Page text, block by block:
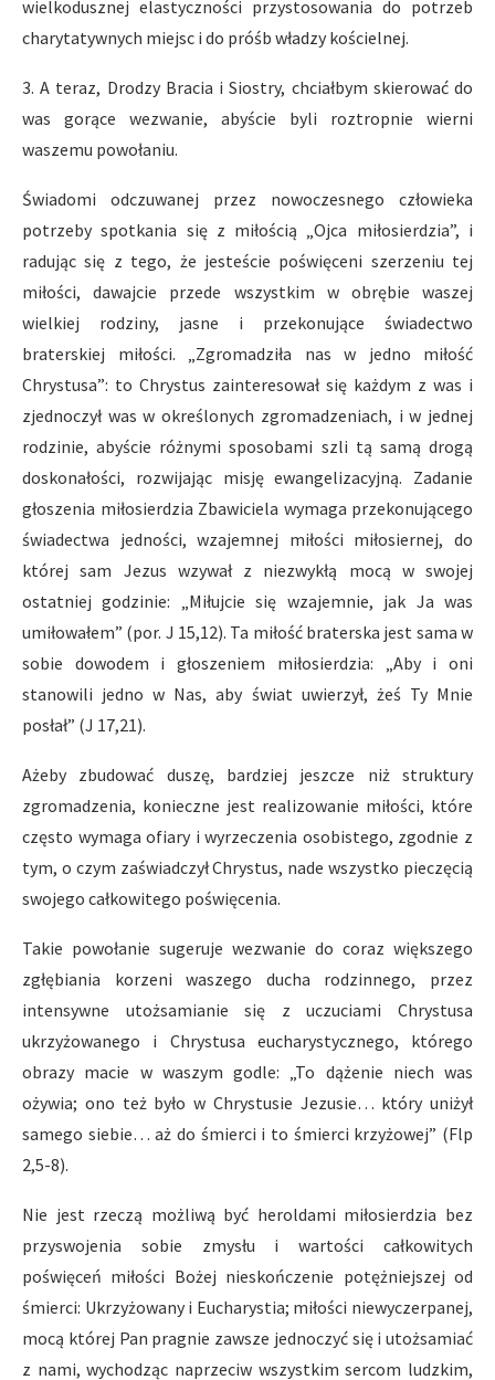
wielkodusznej elastyczności przystosowania do potrzeb
charytatywnych miejsc i do próśb władzy kościelnej.
3. A teraz, Drodzy Bracia i Siostry, chciałbym skierować do
was gorące wezwanie, abyście byli roztropnie wierni
waszemu powołaniu.
Świadomi odczuwanej przez nowoczesnego człowieka
potrzeby spotkania się z miłością „Ojca miłosierdzia”, i
radując się z tego, że jesteście poświęceni szerzeniu tej
miłości, dawajcie przede wszystkim w obrębie waszej
wielkiej rodziny, jasne i przekonujące świadectwo
braterskiej miłości. „Zgromadziła nas w jedno miłość
Chrystusa”: to Chrystus zainteresował się każdym z was i
zjednoczył was w określonych zgromadzeniach, i w jednej
rodzinie, abyście różnymi sposobami szli tą samą drogą
doskonałości, rozwijając misję ewangelizacyjną. Zadanie
głoszenia miłosierdzia Zbawiciela wymaga przekonującego
świadectwa jedności, wzajemnej miłości miłosiernej, do
której sam Jezus wzywał z niezwykłą mocą w swojej
ostatniej godzinie: „Miłujcie się wzajemnie, jak Ja was
umiłowałem” (por. J 15,12). Ta miłość braterska jest sama w
sobie dowodem i głoszeniem miłosierdzia: „Aby i oni
stanowili jedno w Nas, aby świat uwierzył, żeś Ty Mnie
posłał” (J 17,21).
Ażeby zbudować duszę, bardziej jeszcze niż struktury
zgromadzenia, konieczne jest realizowanie miłości, które
często wymaga ofiary i wyrzeczenia osobistego, zgodnie z
tym, o czym zaświadczył Chrystus, nade wszystko pieczęcią
swojego całkowitego poświęcenia.
Takie powołanie sugeruje wezwanie do coraz większego
zgłębiania korzeni waszego ducha rodzinnego, przez
intensywne utożsamianie się z uczuciami Chrystusa
ukrzyżowanego i Chrystusa eucharystycznego, którego
obrazy macie w waszym godle: „To dążenie niech was
ożywia; ono też było w Chrystusie Jezusie… który uniżył
samego siebie… aż do śmierci i to śmierci krzyżowej” (Flp
2,5-8).
Nie jest rzeczą możliwą być heroldami miłosierdzia bez
przyswojenia sobie zmysłu i wartości całkowitych
poświęceń miłości Bożej nieskończenie potężniejszej od
śmierci: Ukrzyżowany i Eucharystia; miłości niewyczerpanej,
mocą której Pan pragnie zawsze jednoczyć się i utożsamiać
z nami, wychodząc naprzeciw wszystkim sercom ludzkim,